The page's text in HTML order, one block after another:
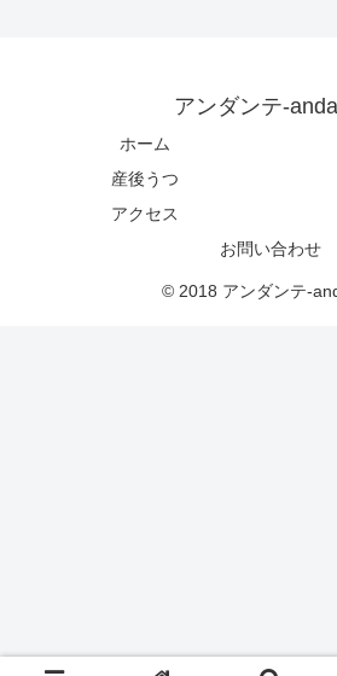
アンダンテ-
ホーム
産後うつ
アクセス
お問い合わせ
© 2018 アンダンテ-